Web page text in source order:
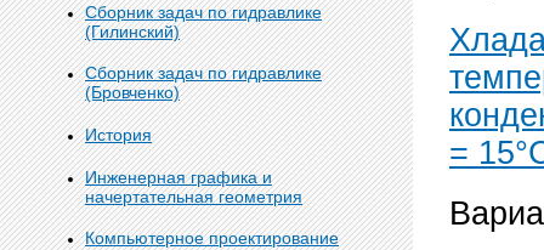
Сборник задач по гидравлике
(Гилинский)
Сборник задач по гидравлике
(Бровченко)
История
Инженерная графика и
начертательная геометрия
Компьютерное проектирование
=